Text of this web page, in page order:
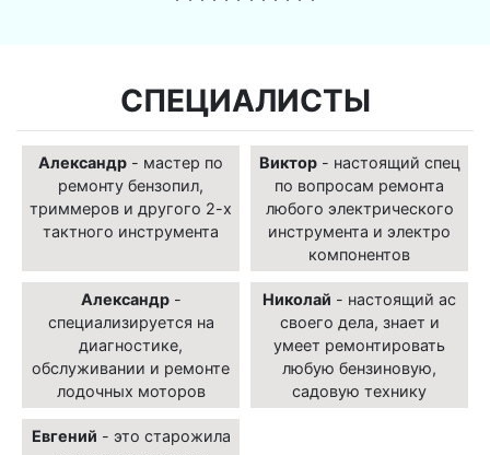
СПЕЦИАЛИСТЫ
Александр - мастер по
ремонту бензопил,
триммеров и другого 2-х
тактного инструмента
Виктор- настоящий спец
по вопросам ремонта
любого электрического
инструмента и электро
компонентов
Александр-
специализируется на
диагностике,
обслуживании и ремонте
лодочных моторов
Николай - настоящий ас
своего дела, знает и
умеет ремонтировать
любую бензиновую,
садовую технику
Евгений - это старожила